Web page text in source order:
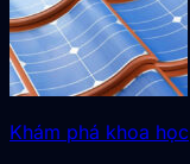
Khám phá khoa học